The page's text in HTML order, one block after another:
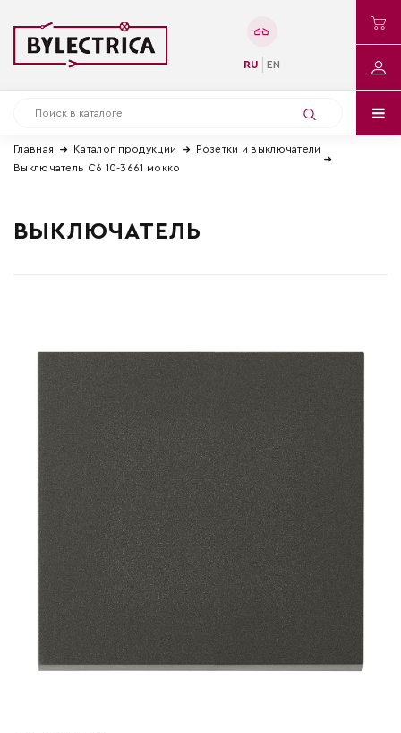
RU EN
Главная Каталог продукции
Розетки и выключатели
Выключатель С6 10-3661 мокко
ВЫКЛЮЧАТЕЛЬ